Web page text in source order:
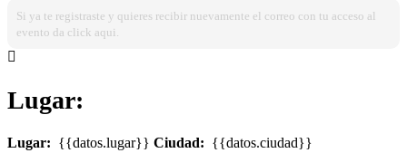
Si ya te registraste y quieres recibir nuevamente el correo con tu acceso al
evento da click aqui.
Lugar:
Lugar: {{datos.lugar}} Ciudad: {{datos.ciudad}}